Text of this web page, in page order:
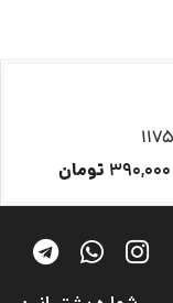
390,000 تومان